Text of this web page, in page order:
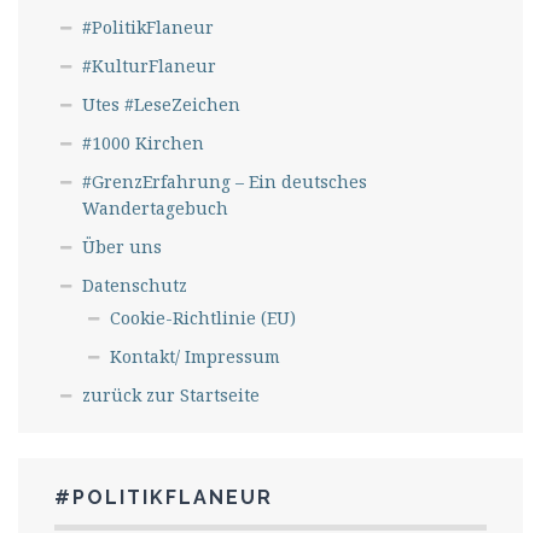
#PolitikFlaneur
#KulturFlaneur
Utes #LeseZeichen
#1000 Kirchen
#GrenzErfahrung – Ein deutsches
Wandertagebuch
Über uns
Datenschutz
Cookie-Richtlinie (EU)
Kontakt/ Impressum
zurück zur Startseite
#POLITIKFLANEUR